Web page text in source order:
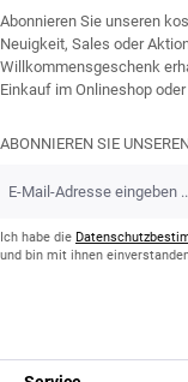
Abonnieren Sie unseren
Neuigkeit, Sales oder
Willkommensgeschenk
Einkauf im Onlineshop
ABONNIEREN SIE
Mail-
*Ich habe die
und bin mit ihnen